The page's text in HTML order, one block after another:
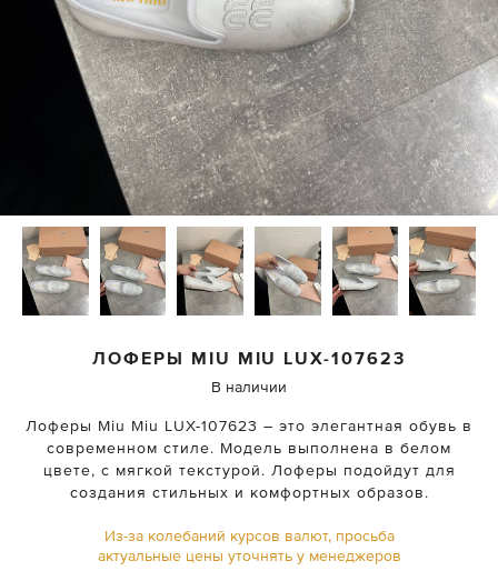
ЛОФЕРЫ MIU MIU LUX-107623
В наличии
Лоферы Miu Miu LUX-107623 – это элегантная обувь в
современном стиле. Модель выполнена в белом
цвете, с мягкой текстурой. Лоферы подойдут для
создания стильных и комфортных образов.
Из-за колебаний курсов валют, просьба
актуальные цены уточнять у менеджеров